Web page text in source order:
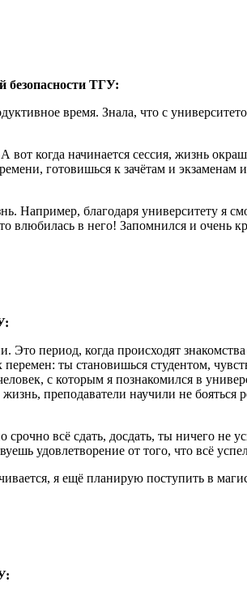
безопасности ТГУ:
время. Знала, что с
когда начинается сессия, жизнь
готовишься к зачётам и экзаменам
благодаря университету я
влюбилась в него! Запомнился и очень
Это период, когда происходят
ты становишься студентом,
с которым я познакомился в
преподаватели научили не бояться
всё сдать, досдать, ты ничего не
удовлетворение от того, что всё
я ещё планирую поступить в